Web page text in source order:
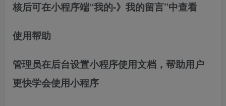
核后可在小程序端“我的-》我的留言”中查看
使用帮助
管理员在后台设置小程序使用文档，帮助用户
更快学会使用小程序